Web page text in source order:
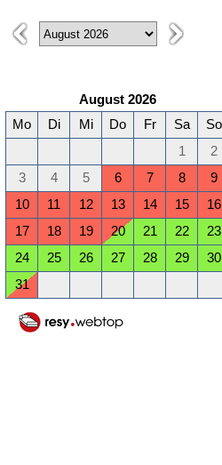
August 2026
Mo
Di Mi Do Fr Sa
So
1
2
3
4 5 6 7 8
9
10
11 12 13 14 15
16
17
18 19 20 21 22
23
24
25 26 27 28 29
30
31